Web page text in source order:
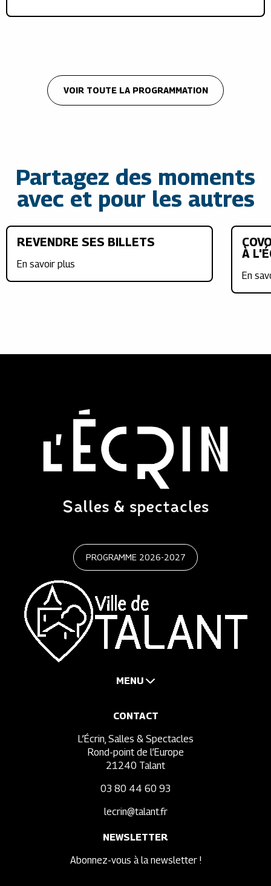
VOIR TOUTE LA PROGRAMMATION
Partagez des moments
avec et pour les autres
REVENDRE SES BILLETS
En savoir plus
À
En
PROGRAMME 2026-2027
MENU
CONTACT
L’Écrin, Salles & Spectacles
Rond-point de l’Europe
21240 Talant
03 80 44 60 93
lecrin@talant.fr
NEWSLETTER
Abonnez-vous à la newsletter !